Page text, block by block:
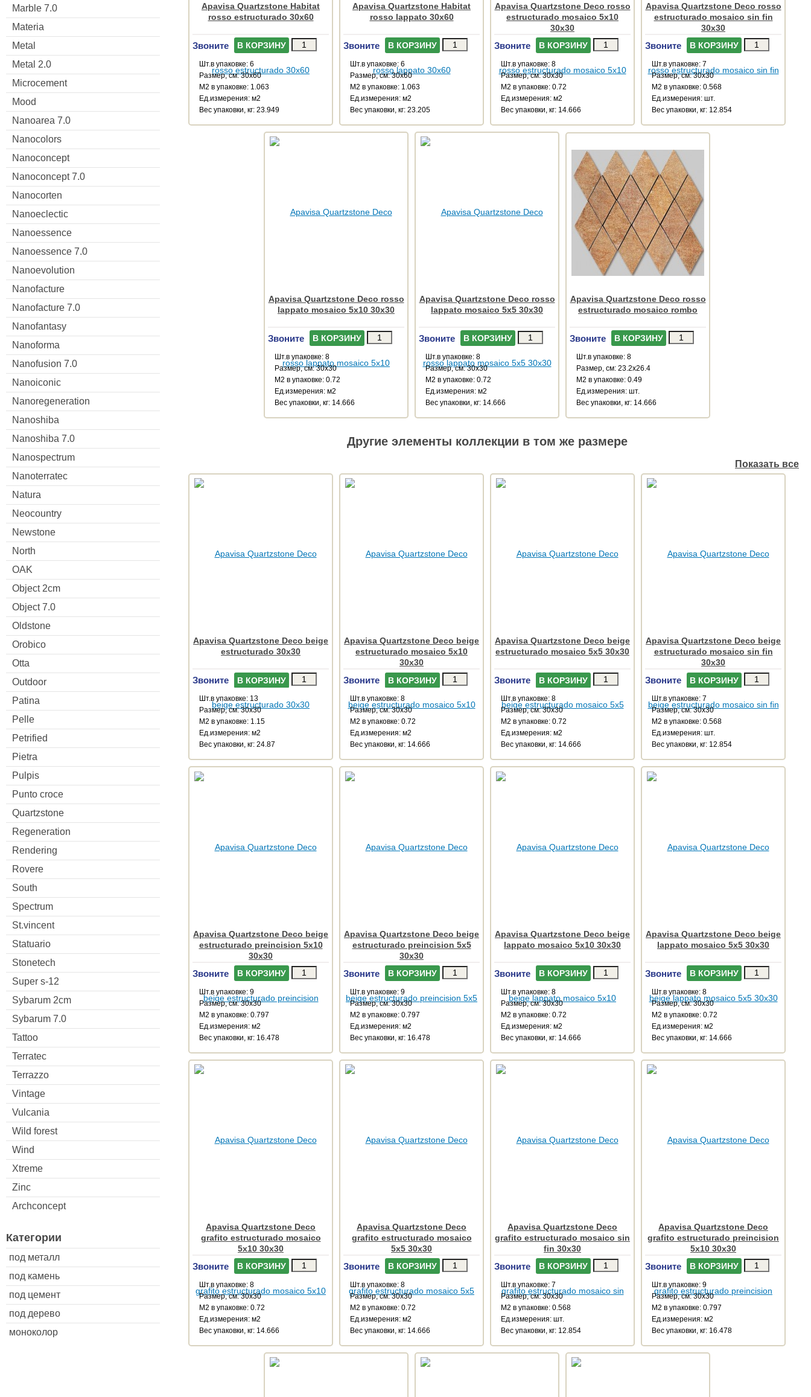
Marble 7.0
Materia
Metal
Metal 2.0
Microcement
Mood
Nanoarea 7.0
Nanocolors
Nanoconcept
Nanoconcept 7.0
Nanocorten
Nanoeclectic
Nanoessence
Nanoessence 7.0
Nanoevolution
Nanofacture
Nanofacture 7.0
Nanofantasy
Nanoforma
Nanofusion 7.0
Nanoiconic
Nanoregeneration
Nanoshiba
Nanoshiba 7.0
Nanospectrum
Nanoterratec
Natura
Neocountry
Newstone
North
OAK
Object 2cm
Object 7.0
Oldstone
Orobico
Otta
Outdoor
Patina
Pelle
Petrified
Pietra
Pulpis
Punto croce
Quartzstone
Regeneration
Rendering
Rovere
South
Spectrum
St.vincent
Statuario
Stonetech
Super s-12
Sybarum 2cm
Sybarum 7.0
Tattoo
Terratec
Terrazzo
Vintage
Vulcania
Wild forest
Wind
Xtreme
Zinc
Archconcept
Категории
под металл
под камень
под цемент
под дерево
моноколор
Apavisa Quartzstone Habitat
rosso estructurado 30x60
Звоните В КОРЗИНУ
Шт.в упаковке: 6
Размер, см: 30x60
М2 в упаковке: 1.063
Ед.измерения: м2
Веc упаковки, кг: 23.949
Apavisa Quartzstone Habitat
rosso lappato 30x60
Звоните В КОРЗИНУ
Шт.в упаковке: 6
Размер, см: 30x60
М2 в упаковке: 1.063
Ед.измерения: м2
Веc упаковки, кг: 23.205
Apavisa Quartzstone Deco rosso
estructurado mosaico 5x10
30x30
Звоните В КОРЗИНУ
Шт.в упаковке: 8
Размер, см: 30x30
М2 в упаковке: 0.72
Ед.измерения: м2
Веc упаковки, кг: 14.666
Apavisa Quartzstone Deco rosso
estructurado mosaico sin fin
30x30
Звоните В КОРЗИНУ
Шт.в упаковке: 7
Размер, см: 30x30
М2 в упаковке: 0.568
Ед.измерения: шт.
Веc упаковки, кг: 12.854
Apavisa Quartzstone Deco rosso
lappato mosaico 5x10 30x30
Звоните В КОРЗИНУ
Шт.в упаковке: 8
Размер, см: 30x30
М2 в упаковке: 0.72
Ед.измерения: м2
Веc упаковки, кг: 14.666
Apavisa Quartzstone Deco rosso
lappato mosaico 5x5 30x30
Звоните В КОРЗИНУ
Шт.в упаковке: 8
Размер, см: 30x30
М2 в упаковке: 0.72
Ед.измерения: м2
Веc упаковки, кг: 14.666
Apavisa Quartzstone Deco rosso
estructurado mosaico rombo
Звоните В КОРЗИНУ
Шт.в упаковке: 8
Размер, см: 23.2x26.4
М2 в упаковке: 0.49
Ед.измерения: шт.
Веc упаковки, кг: 14.666
Другие элементы коллекции в том же размере
Показать все
Apavisa Quartzstone Deco beige
estructurado 30x30
Звоните В КОРЗИНУ
Шт.в упаковке: 13
Размер, см: 30x30
М2 в упаковке: 1.15
Ед.измерения: м2
Веc упаковки, кг: 24.87
Apavisa Quartzstone Deco beige
estructurado mosaico 5x10
30x30
Звоните В КОРЗИНУ
Шт.в упаковке: 8
Размер, см: 30x30
М2 в упаковке: 0.72
Ед.измерения: м2
Веc упаковки, кг: 14.666
Apavisa Quartzstone Deco beige
estructurado mosaico 5x5 30x30
Звоните В КОРЗИНУ
Шт.в упаковке: 8
Размер, см: 30x30
М2 в упаковке: 0.72
Ед.измерения: м2
Веc упаковки, кг: 14.666
Apavisa Quartzstone Deco beige
estructurado mosaico sin fin
30x30
Звоните В КОРЗИНУ
Шт.в упаковке: 7
Размер, см: 30x30
М2 в упаковке: 0.568
Ед.измерения: шт.
Веc упаковки, кг: 12.854
Apavisa Quartzstone Deco beige
estructurado preincision 5x10
30x30
Звоните В КОРЗИНУ
Шт.в упаковке: 9
Размер, см: 30x30
М2 в упаковке: 0.797
Ед.измерения: м2
Веc упаковки, кг: 16.478
Apavisa Quartzstone Deco beige
estructurado preincision 5x5
30x30
Звоните В КОРЗИНУ
Шт.в упаковке: 9
Размер, см: 30x30
М2 в упаковке: 0.797
Ед.измерения: м2
Веc упаковки, кг: 16.478
Apavisa Quartzstone Deco beige
lappato mosaico 5x10 30x30
Звоните В КОРЗИНУ
Шт.в упаковке: 8
Размер, см: 30x30
М2 в упаковке: 0.72
Ед.измерения: м2
Веc упаковки, кг: 14.666
Apavisa Quartzstone Deco beige
lappato mosaico 5x5 30x30
Звоните В КОРЗИНУ
Шт.в упаковке: 8
Размер, см: 30x30
М2 в упаковке: 0.72
Ед.измерения: м2
Веc упаковки, кг: 14.666
Apavisa Quartzstone Deco
grafito estructurado mosaico
5x10 30x30
Звоните В КОРЗИНУ
Шт.в упаковке: 8
Размер, см: 30x30
М2 в упаковке: 0.72
Ед.измерения: м2
Веc упаковки, кг: 14.666
Apavisa Quartzstone Deco
grafito estructurado mosaico
5x5 30x30
Звоните В КОРЗИНУ
Шт.в упаковке: 8
Размер, см: 30x30
М2 в упаковке: 0.72
Ед.измерения: м2
Веc упаковки, кг: 14.666
Apavisa Quartzstone Deco
grafito estructurado mosaico sin
fin 30x30
Звоните В КОРЗИНУ
Шт.в упаковке: 7
Размер, см: 30x30
М2 в упаковке: 0.568
Ед.измерения: шт.
Веc упаковки, кг: 12.854
Apavisa Quartzstone Deco
grafito estructurado preincision
5x10 30x30
Звоните В КОРЗИНУ
Шт.в упаковке: 9
Размер, см: 30x30
М2 в упаковке: 0.797
Ед.измерения: м2
Веc упаковки, кг: 16.478